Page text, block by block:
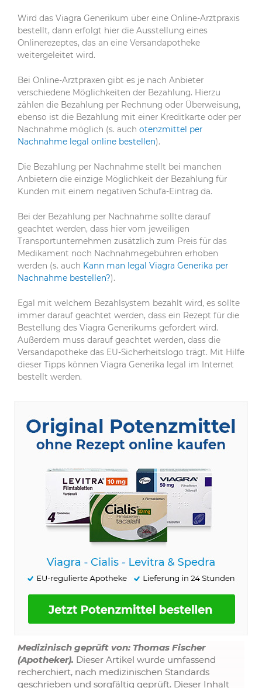
Wird das Viagra Generikum über eine Online-Arztpraxis
bestellt, dann erfolgt hier die Ausstellung eines
Onlinerezeptes, das an eine Versandapotheke
weitergeleitet wird.
Bei Online-Arztpraxen gibt es je nach Anbieter
verschiedene Möglichkeiten der Bezahlung. Hierzu
zählen die Bezahlung per Rechnung oder Überweisung,
ebenso ist die Bezahlung mit einer Kreditkarte oder per
Nachnahme möglich (s. auch otenzmittel per
Nachnahme legal online bestellen).
Die Bezahlung per Nachnahme stellt bei manchen
Anbietern die einzige Möglichkeit der Bezahlung für
Kunden mit einem negativen Schufa-Eintrag da.
Bei der Bezahlung per Nachnahme sollte darauf
geachtet werden, dass hier vom jeweiligen
Transportunternehmen zusätzlich zum Preis für das
Medikament noch Nachnahmegebühren erhoben
werden (s. auch Kann man legal Viagra Generika per
Nachnahme bestellen?).
Egal mit welchem Bezahlsystem bezahlt wird, es sollte
immer darauf geachtet werden, dass ein Rezept für die
Bestellung des Viagra Generikums gefordert wird.
Außerdem muss darauf geachtet werden, dass die
Versandapotheke das EU-Sicherheitslogo trägt. Mit Hilfe
dieser Tipps können Viagra Generika legal im Internet
bestellt werden.
Medizinisch geprüft von: Thomas Fischer
(Apotheker). Dieser Artikel wurde umfassend
recherchiert, nach medizinischen Standards
geschrieben und sorgfältig geprüft. Dieser Inhalt